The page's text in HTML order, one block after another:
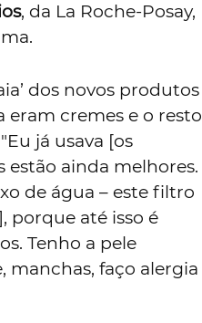
, da La Roche-Posay,
dos novos produtos
eram cremes e o resto
já usava [os
estão ainda melhores.
de água – este filtro
porque até isso é
Tenho a pele
manchas, faço alergia